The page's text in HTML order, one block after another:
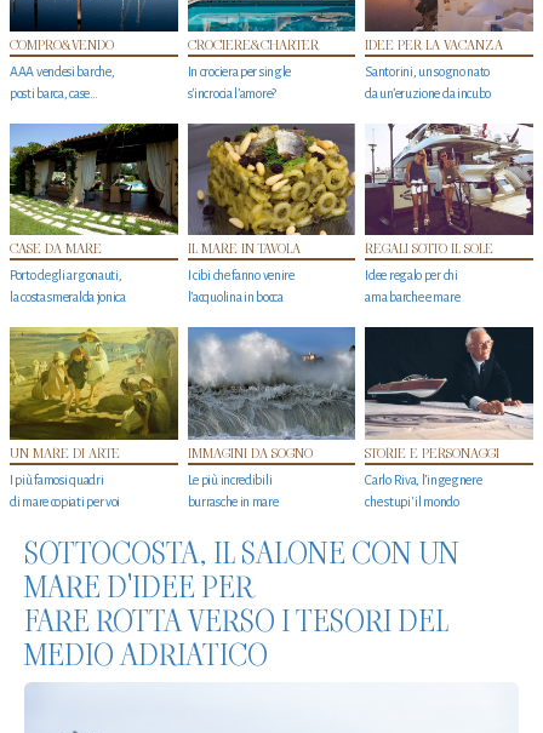
COMPRO&VENDO
AAA vendesi barche,
posti barca, case…
CROCIERE&CHARTER
In crociera per single
s'incrocia l’amore?
IDEE PER LA VACANZA
Santorini, un sogno nato
da un’eruzione da incubo
CASE DA MARE
Porto degli argonauti,
la costa smeralda jonica
IL MARE IN TAVOLA
I cibi che fanno venire
l’acquolina in bocca
REGALI SOTTO IL SOLE
Idee regalo per chi
ama barche e mare
UN MARE DI ARTE
I più famosi quadri
di mare copiati per voi
IMMAGINI DA SOGNO
Le più incredibili
burrasche in mare
STORIE E PERSONAGGI
Carlo Riva, l’ingegnere
che stupi' il mondo
SOTTOCOSTA, IL SALONE CON UN
MARE D'IDEE PER
FARE ROTTA VERSO I TESORI DEL
MEDIO ADRIATICO